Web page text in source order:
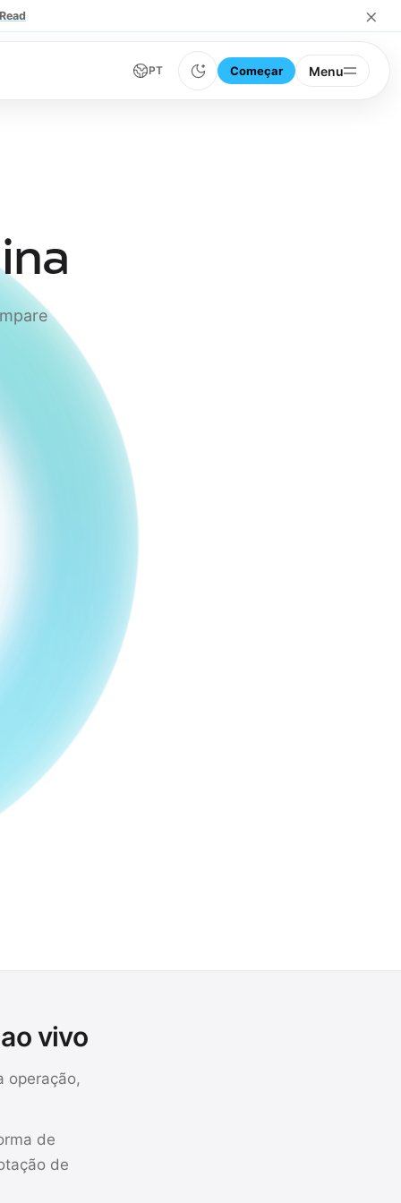
Read ×
PT Começar Menu
vivo
operação,
de
de